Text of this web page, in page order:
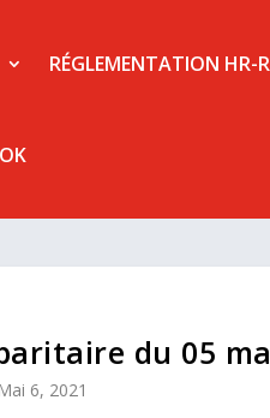
RÉGLEMENTATION HR-
du 05
Mai 6, 2021